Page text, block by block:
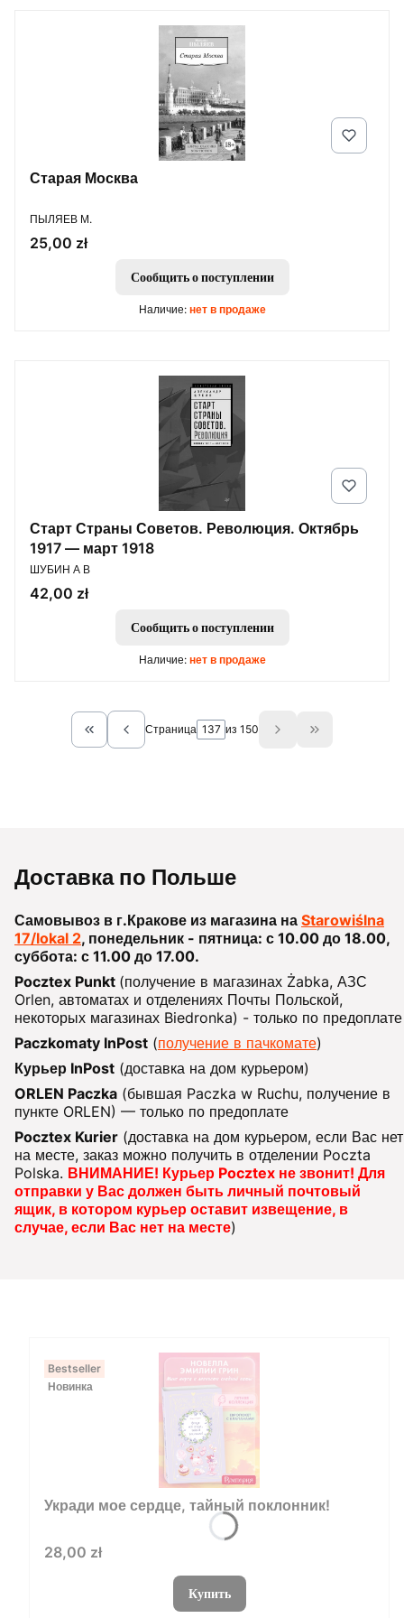
Старая Москва
ПРОИЗВОДИТЕЛЬ
ПЫЛЯЕВ М.
Цена
25,00 zł
Сообщить о поступлении
Наличие: нет в продаже
Старт Страны Советов. Революция. Октябрь
1917 — март 1918
ПРОИЗВОДИТЕЛЬ
ШУБИН А В
Цена
42,00 zł
Сообщить о поступлении
Наличие: нет в продаже
Return to the first product page
Страница из 150 Go to the last
Доставка по Польше
Самовывоз в г.Кракове из магазина на Starowiślna
17/lokal 2, понедельник - пятница: с 10.00 до 18.00,
суббота: с 11.00 до 17.00.
Pocztex Punkt (получение в магазинах Żabka, АЗС
Orlen, автоматах и отделениях Почты Польской,
некоторых магазинах Biedronka) - только по предоплате
Paczkomaty InPost (получение в пачкомате)
Курьер InPost (доставка на дом курьером)
ORLEN Paczka (бывшая Paczka w Ruchu, получение в
пункте ORLEN) — только по предоплате
Pocztex Kurier (доставка на дом курьером, если Вас нет
на месте, заказ можно получить в отделении Poczta
Polska. ВНИМАНИЕ! Курьер Pocztex не звонит! Для
отправки у Вас должен быть личный почтовый
ящик, в котором курьер оставит извещение, в
случае, если Вас нет на месте)
Bestseller
Новинка
Укради мое сердце, тайный поклонник!
Цена
28,00 zł
Купить